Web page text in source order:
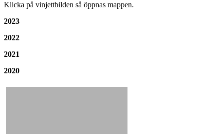
Klicka på vinjettbilden så öppnas mappen.
2023
2022
2021
2020